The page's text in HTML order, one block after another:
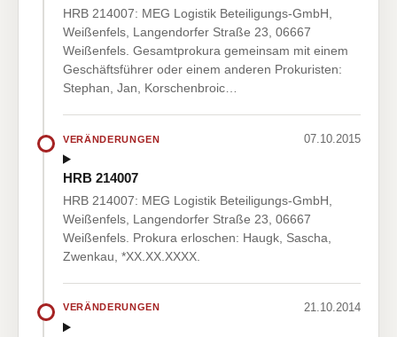
HRB 214007: MEG Logistik Beteiligungs-GmbH,
Weißenfels, Langendorfer Straße 23, 06667
Weißenfels. Gesamtprokura gemeinsam mit einem
Geschäftsführer oder einem anderen Prokuristen:
Stephan, Jan, Korschenbroic…
VERÄNDERUNGEN 07.10.2015
HRB 214007
HRB 214007: MEG Logistik Beteiligungs-GmbH,
Weißenfels, Langendorfer Straße 23, 06667
Weißenfels. Prokura erloschen: Haugk, Sascha,
Zwenkau, *XX.XX.XXXX.
VERÄNDERUNGEN 21.10.2014